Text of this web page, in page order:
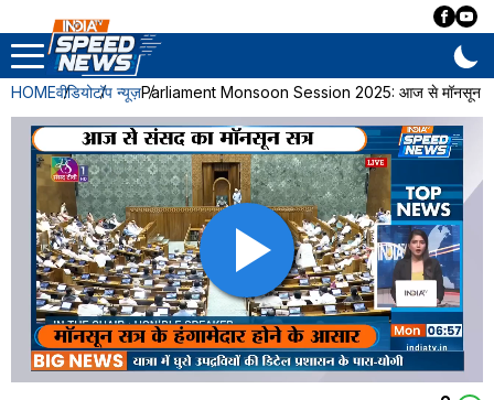
HOMEवीडियोटॉप न्यूज़Parliament Monsoon Session 2025: आज से मॉनसून सत्र,